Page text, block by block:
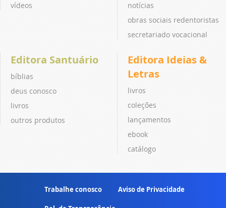
vídeos
notícias
obras sociais redentoristas
secretariado vocacional
Editora Santuário
bíblias
deus conosco
livros
outros produtos
Editora Ideias &
Letras
livros
coleções
lançamentos
ebook
catálogo
Trabalhe conosco Aviso de Privacidade